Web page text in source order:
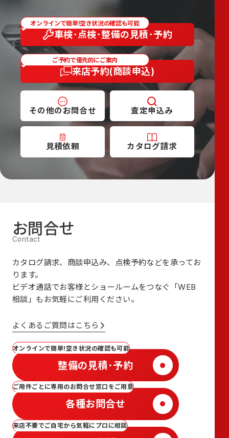
オンラインで簡単!空き状況の確認も可能
車検･点検･整備の 見積･予約
ご予約で優先的にご案内
来店予約(商談申込)
その他の お問合せ 査定申込み
見積依頼 カタログ請求
お問合せ
カタログ請求、商談申込み、点検予約などを承ってお
ります。
ビデオ通話でお客様とショールームをつなぐ
「WEB
相談」も お気軽にご利用ください。
よくあるご質問はこちら
オンラインで簡単!空き状況の確認も可能
整備の見積･予約
ご用件ごとに専用のお問合せ窓口をご用意
各種お問合せ
来店不要でご自宅から気軽にプロに相談